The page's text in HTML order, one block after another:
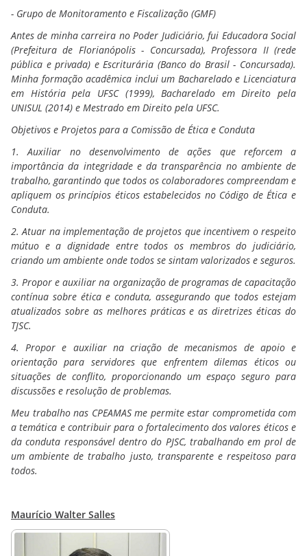
- Grupo de Monitoramento e Fiscalização (GMF)
Antes de minha carreira no Poder Judiciário, fui Educadora Social
(Prefeitura de Florianópolis - Concursada), Professora II (rede
pública e privada) e Escriturária (Banco do Brasil - Concursada).
Minha formação acadêmica inclui um Bacharelado e Licenciatura
em História pela UFSC (1999), Bacharelado em Direito pela
UNISUL (2014) e Mestrado em Direito pela UFSC.
Objetivos e Projetos para a Comissão de Ética e Conduta
1. Auxiliar no desenvolvimento de ações que reforcem a
importância da integridade e da transparência no ambiente de
trabalho, garantindo que todos os colaboradores compreendam e
apliquem os princípios éticos estabelecidos no Código de Ética e
Conduta.
2. Atuar na implementação de projetos que incentivem o respeito
mútuo e a dignidade entre todos os membros do judiciário,
criando um ambiente onde todos se sintam valorizados e seguros.
3. Propor e auxiliar na organização de programas de capacitação
contínua sobre ética e conduta, assegurando que todos estejam
atualizados sobre as melhores práticas e as diretrizes éticas do
TJSC.
4. Propor e auxiliar na criação de mecanismos de apoio e
orientação para servidores que enfrentem dilemas éticos ou
situações de conflito, proporcionando um espaço seguro para
discussões e resolução de problemas.
Meu trabalho nas CPEAMAS me permite estar comprometida com
a temática e contribuir para o fortalecimento dos valores éticos e
da conduta responsável dentro do PJSC, trabalhando em prol de
um ambiente de trabalho justo, transparente e respeitoso para
todos.
Maurício Walter Salles